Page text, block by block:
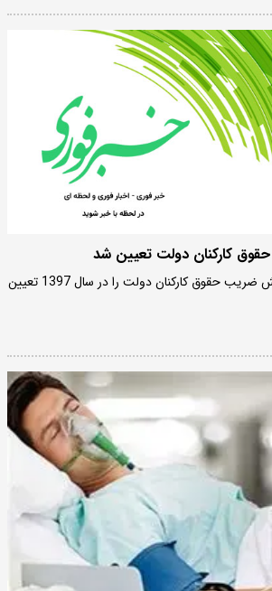
کارکنان دولت تعیین شد
هیئت وزیران میزان افزایش ضریب حقوق کارکنان دولت را در سال 1397 تعیین